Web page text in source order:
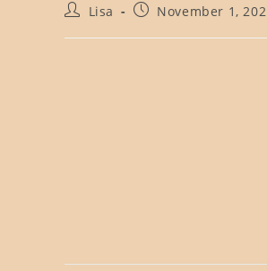
PostLisa
PostNovember 1,